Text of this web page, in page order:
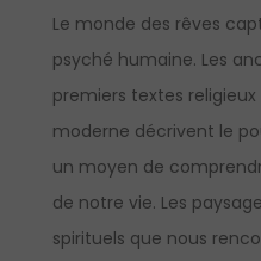
Le monde des rêves
psyché humaine. Les
premiers textes
moderne décrivent le
un moyen de
de notre vie. Les
spirituels que nous